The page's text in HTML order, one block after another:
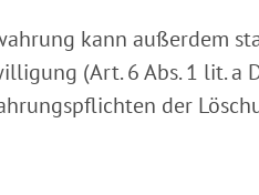
kann außerdem
(Art. 6 Abs. 1 lit. a
der